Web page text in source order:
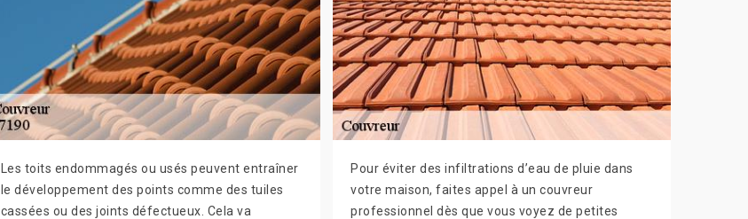
Les toits endommagés ou usés peuvent entraîner
le développement des points comme des tuiles
cassées ou des joints défectueux. Cela va
Pour éviter des infiltrations d’eau de pluie dans
votre maison, faites appel à un couvreur
professionnel dès que vous voyez de petites